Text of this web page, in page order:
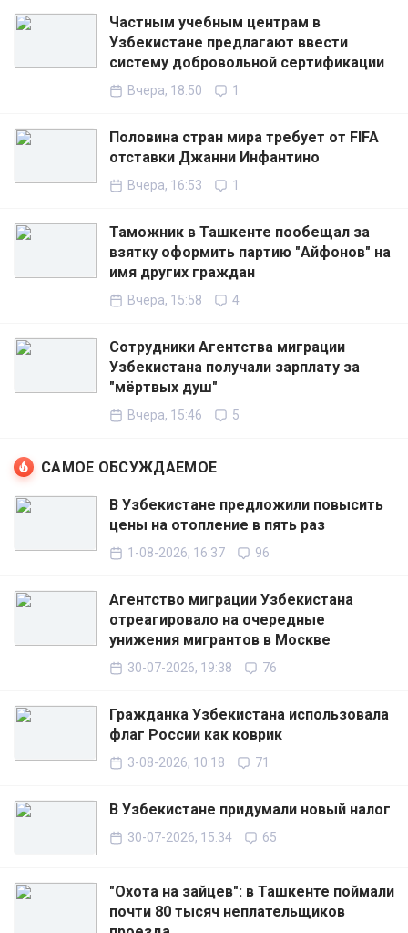
Частным учебным центрам в
Узбекистане предлагают ввести
систему добровольной сертификации
Вчера, 18:50 1
Половина стран мира требует от FIFA
отставки Джанни Инфантино
Вчера, 16:53 1
Таможник в Ташкенте пообещал за
взятку оформить партию "Айфонов" на
имя других граждан
Вчера, 15:58 4
Сотрудники Агентства миграции
Узбекистана получали зарплату за
"мёртвых душ"
Вчера, 15:46 5
САМОЕ ОБСУЖДАЕМОЕ
В Узбекистане предложили повысить
цены на отопление в пять раз
1-08-2026, 16:37 96
Агентство миграции Узбекистана
отреагировало на очередные
унижения мигрантов в Москве
30-07-2026, 19:38 76
Гражданка Узбекистана использовала
флаг России как коврик
3-08-2026, 10:18 71
В Узбекистане придумали новый налог
30-07-2026, 15:34 65
"Охота на зайцев": в Ташкенте поймали
почти 80 тысяч неплательщиков